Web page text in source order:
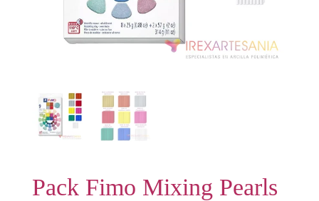
Pack Fimo Mixing Pearls